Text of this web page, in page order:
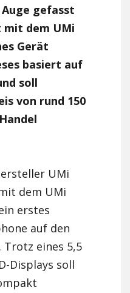
gefasst
mit dem UMi
Gerät
basiert auf
soll
von rund 150
UMi
dem UMi
erstes
auf den
eines 5,5
Displays soll